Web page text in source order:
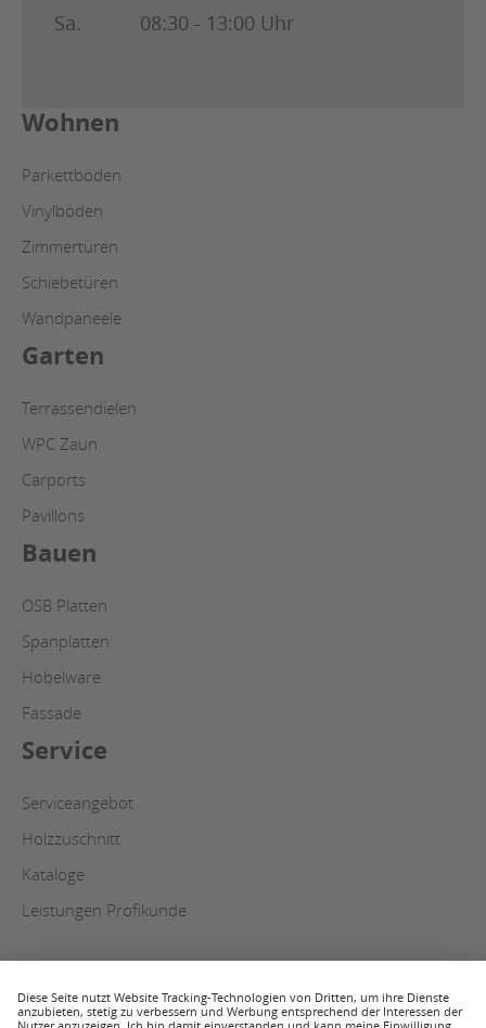
Sa.
08:30 - 13:00 Uhr
Wohnen
Parkettböden
Vinylböden
Zimmertüren
Schiebetüren
Wandpaneele
Garten
Terrassendielen
WPC Zaun
Carports
Pavillons
Bauen
OSB Platten
Spanplatten
Hobelware
Fassade
Service
Serviceangebot
Holzzuschnitt
Kataloge
Leistungen Profikunde